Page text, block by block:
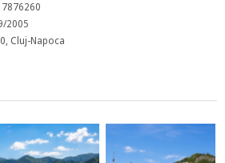
2005
Cluj-Napoca